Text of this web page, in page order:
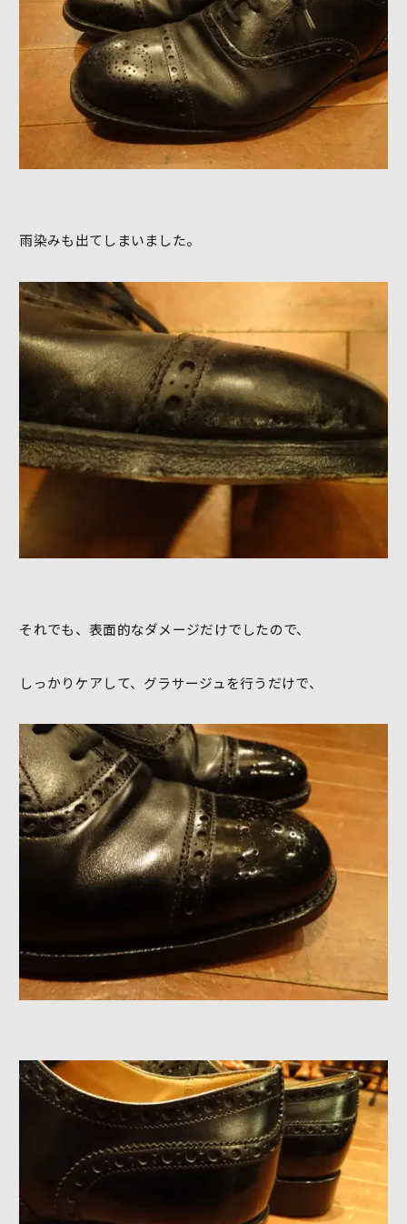
雨染みも出てしまいました。
それでも、表面的なダメージだけでしたので、
しっかりケアして、グラサージュを行うだけで、